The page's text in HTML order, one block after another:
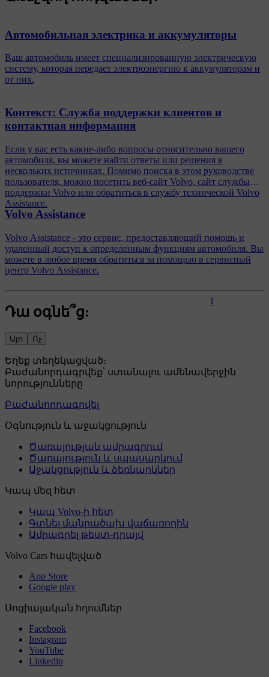
1
Автомобильная электрика и аккумуляторы
Ваш автомобиль имеет специализированную электрическую
систему, которая передает электроэнергию к аккумуляторам и
от них.
Контекст: Служба поддержки клиентов и
контактная информация
Если у вас есть какие-либо вопросы относительно вашего
автомобиля, вы можете найти ответы или решения в
нескольких источниках. Помимо поиска в этом руководстве
пользователя, можно посетить веб-сайт Volvo, сайт службы
поддержки Volvo или обратиться в службу технической Volvo
Assistance.
Volvo Assistance
Volvo Assistance - это сервис, предоставляющий помощь и
удаленный доступ к определенным функциям автомобиля. Вы
можете в любое время обратиться за помощью в сервисный
центр Volvo Assistance.
Դա օգնե՞ց:
Այո Ոչ